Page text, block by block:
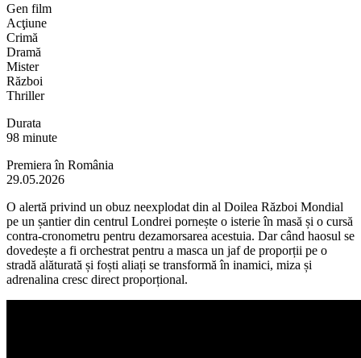
Gen film
Acţiune
Crimă
Dramă
Mister
Război
Thriller
Durata
98 minute
Premiera în România
29.05.2026
O alertă privind un obuz neexplodat din al Doilea Război Mondial
pe un șantier din centrul Londrei pornește o isterie în masă și o cursă
contra-cronometru pentru dezamorsarea acestuia. Dar când haosul se
dovedește a fi orchestrat pentru a masca un jaf de proporții pe o
stradă alăturată și foști aliați se transformă în inamici, miza și
adrenalina cresc direct proporțional.